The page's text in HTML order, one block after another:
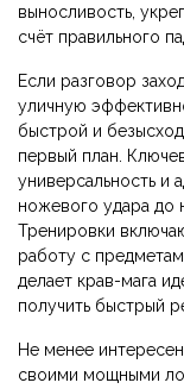
выносливость,
счёт правильного
Если разговор
уличную
быстрой и
первый план.
универсальность и
ножевого удара до
Тренировки
работу с
делает крав-мага
получить быстрый
Не менее
своими мощными